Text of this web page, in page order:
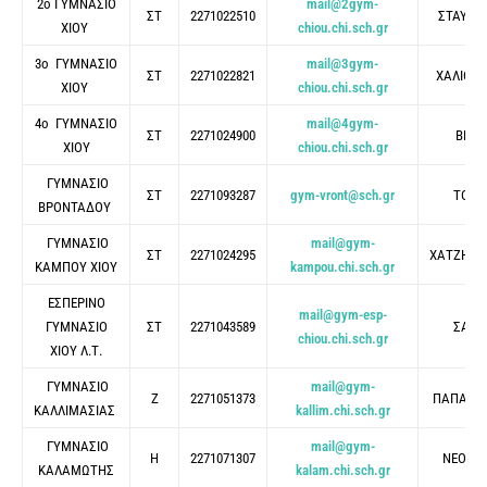
2ο ΓΥΜΝΑΣΙΟ
ΧΙΟΥ
ΣΤ 2271022510
mail@2gym-
chiou.chi.sch.gr
3ο ΓΥΜΝΑΣΙΟ
ΧΙΟΥ
ΣΤ 2271022821
mail@3gym-
chiou.chi.sch.gr
4ο ΓΥΜΝΑΣΙΟ
ΧΙΟΥ
ΣΤ 2271024900
mail@4gym-
chiou.chi.sch.gr
ΓΥΜΝΑΣΙΟ
ΒΡΟΝΤΑΔΟΥ
ΣΤ 2271093287 gym-vront@sch.gr
ΓΥΜΝΑΣΙΟ
ΚΑΜΠΟΥ ΧΙΟΥ
ΣΤ 2271024295
mail@gym-
kampou.chi.sch.gr
ΕΣΠΕΡΙΝΟ
ΓΥΜΝΑΣΙΟ
ΧΙΟΥ Λ.Τ.
ΣΤ 2271043589
mail@gym-esp-
chiou.chi.sch.gr
ΓΥΜΝΑΣΙΟ
ΚΑΛΛΙΜΑΣΙΑΣ
Ζ 2271051373
mail@gym-
kallim.chi.sch.gr
ΓΥΜΝΑΣΙΟ
ΚΑΛΑΜΩΤΗΣ
Η 2271071307
mail@gym-
kalam.chi.sch.gr